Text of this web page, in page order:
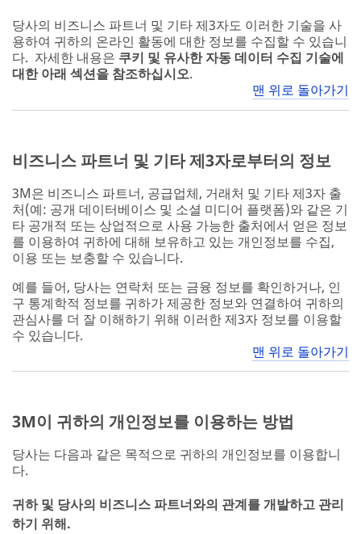
당사의 비즈니스 파트너 및 기타 제3자도 이러한 기술을 사
용하여 귀하의 온라인 활동에 대한 정보를 수집할 수 있습니
다. 자세한 내용은 쿠키 및 유사한 자동 데이터 수집 기술에
대한 아래 섹션을 참조하십시오.
맨 위로 돌아가기
비즈니스 파트너 및 기타 제3자로부터의 정보
3M은 비즈니스 파트너, 공급업체, 거래처 및 기타 제3자 출
처(예: 공개 데이터베이스 및 소셜 미디어 플랫폼)와 같은 기
타 공개적 또는 상업적으로 사용 가능한 출처에서 얻은 정보
를 이용하여 귀하에 대해 보유하고 있는 개인정보를 수집,
이용 또는 보충할 수 있습니다.
예를 들어, 당사는 연락처 또는 금융 정보를 확인하거나, 인
구 통계학적 정보를 귀하가 제공한 정보와 연결하여 귀하의
관심사를 더 잘 이해하기 위해 이러한 제3자 정보를 이용할
수 있습니다.
맨 위로 돌아가기
3M이 귀하의 개인정보를 이용하는 방법
당사는 다음과 같은 목적으로 귀하의 개인정보를 이용합니
다.
귀하 및 당사의 비즈니스 파트너와의 관계를 개발하고 관리
하기 위해.